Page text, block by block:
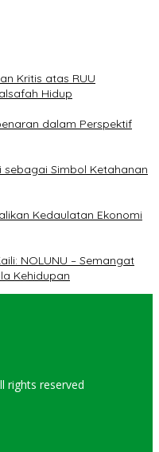
Kritis atas RUU
Hidup
dalam Perspektif
sebagai Simbol Ketahanan
Kedaulatan Ekonomi
NOLUNU – Semangat
Kehidupan
rights reserved